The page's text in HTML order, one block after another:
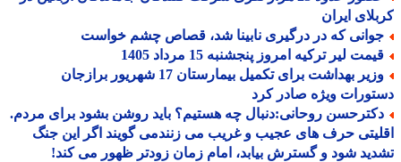
ایران
که در درگیری نابینا شد، قصاص چشم خواست
لیر ترکیه امروز پنجشنبه 15 مرداد 1405
وزیر بهداشت برای تکمیل بیمارستان 17 شهریور برازجان
ویژه صادر کرد
روحانی:دنبال چه هستیم؟ باید روشن بشود برای مردم.
حرف های عجیب و غریب می زنندمی گویند اگر این جنگ
شود و گسترش بیابد، امام زمان زودتر ظهور می کند!